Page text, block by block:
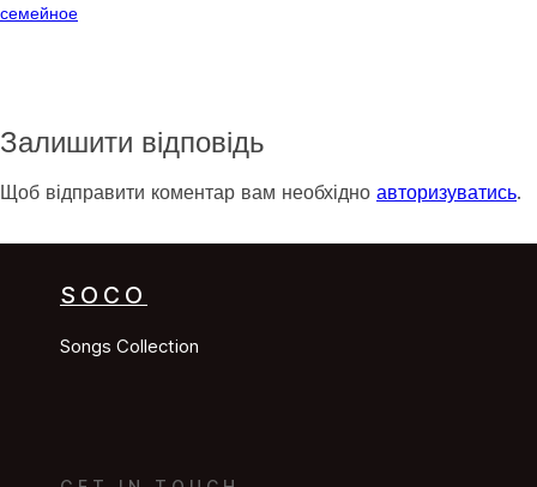
семейное
Залишити відповідь
Щоб відправити коментар вам необхідно авторизуватись.
SOCO
Songs Collection